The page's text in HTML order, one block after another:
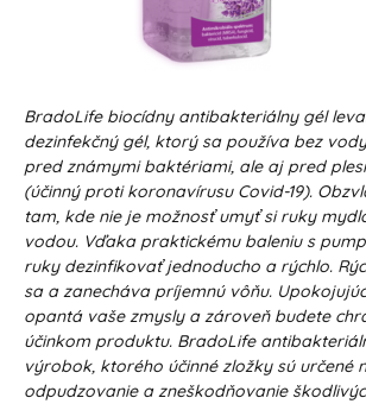
BradoLife biocídny antibakteriálny gél
dezinfekčný gél, ktorý sa používa bez
pred známymi baktériami, ale aj pred
(účinný proti koronavírusu Covid-19).
tam, kde nie je možnosť umyť si ruky
vodou. Vďaka praktickému baleniu s
ruky dezinfikovať jednoducho a rýchlo.
sa a zanecháva príjemnú vôňu.
opantá vaše zmysly a zároveň budete
účinkom produktu. BradoLife
výrobok, ktorého účinné zložky sú určené
odpudzovanie a zneškodňovanie